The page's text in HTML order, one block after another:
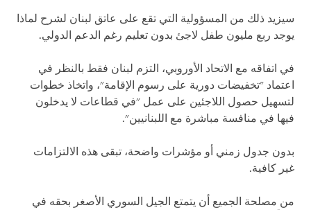
سيزيد ذلك من المسؤولية التي تقع على عاتق لبنان لشرح لماذا
يوجد ربع مليون طفل لاجئ بدون تعليم رغم الدعم الدولي.
في اتفاقه مع الاتحاد الأوروبي، التزم لبنان فقط بالنظر في
اعتماد "تخفيضات دورية على رسوم الإقامة"، واتخاذ خطوات
لتسهيل حصول اللاجئين على عمل "في قطاعات لا يدخلون
فيها في منافسة مباشرة مع اللبنانيين".
بدون جدول زمني أو مؤشرات واضحة، تبقى هذه الالتزامات
غير كافية.
من مصلحة الجميع أن يتمتع الجيل السوري الأصغر بحقه في